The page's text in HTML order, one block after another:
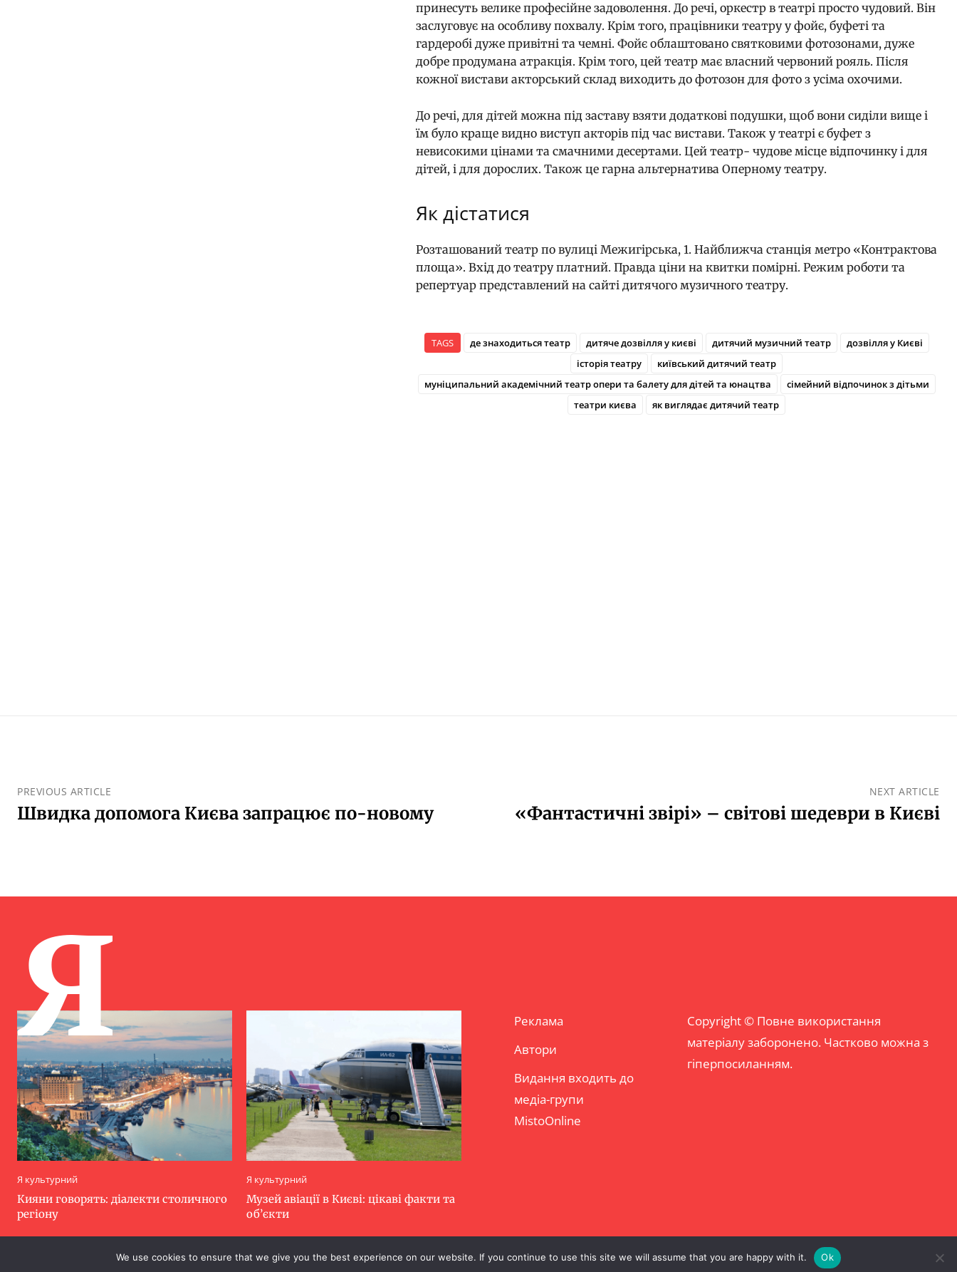
принесуть велике професійне задоволення. До речі, оркестр в театрі просто чудовий. Він
заслуговує на особливу похвалу. Крім того, працівники театру у фойє, буфеті та
гардеробі дуже привітні та чемні. Фойє облаштовано святковими фотозонами, дуже
добре продумана атракція. Крім того, цей театр має власний червоний рояль. Після
кожної вистави акторський склад виходить до фотозон для фото з усіма охочими.
До речі, для дітей можна під заставу взяти додаткові подушки, щоб вони сиділи вище і
їм було краще видно виступ акторів під час вистави. Також у театрі є буфет з
невисокими цінами та смачними десертами. Цей театр- чудове місце відпочинку і для
дітей, і для дорослих. Також це гарна альтернатива Оперному театру.
Як дістатися
Розташований театр по вулиці Межигірська, 1. Найближча станція метро «Контрактова
площа». Вхід до театру платний. Правда ціни на квитки помірні. Режим роботи та
репертуар представлений на сайті дитячого музичного театру.
TAGS де знаходиться театр дитяче дозвілля у києві дитячий музичний театр
дозвілля у Києві
історія театру
київський дитячий театр
муніципальний академічний театр опери та балету для дітей та юнацтва
сімейний відпочинок з дітьми
театри києва
як виглядає дитячий театр
PREVIOUS ARTICLE
Швидка допомога Києва запрацює по-новому
NEXT ARTICLE
«Фантастичні звірі» – світові шедеври в Києві
Я
Я культурний
Кияни говорять: діалекти столичного
регіону
Я культурний
Музей авіації в Києві: цікаві факти та
об’єкти
Реклама
Автори
Видання входить до
медіа-групи
MistoOnline
Copyright © Повне використання
матеріалу заборонено. Частково можна з
гіперпосиланням.
We use cookies to ensure that we give you the best experience on our website. If you continue to use this site we will assume that you are happy with it. Ok